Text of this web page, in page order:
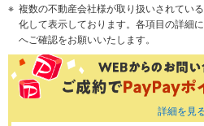
複数の不動産会社様が取り扱いされてい
化して表示しております。各項目の詳細
へご確認をお願いいたします。
詳細を見